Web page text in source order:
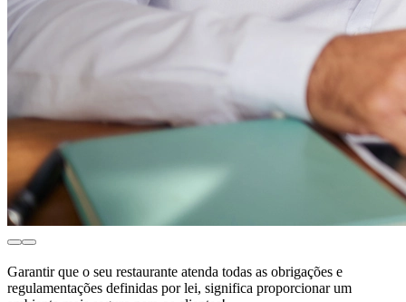
Garantir que o seu restaurante atenda todas as obrigações e
regulamentações definidas por lei, significa proporcionar um